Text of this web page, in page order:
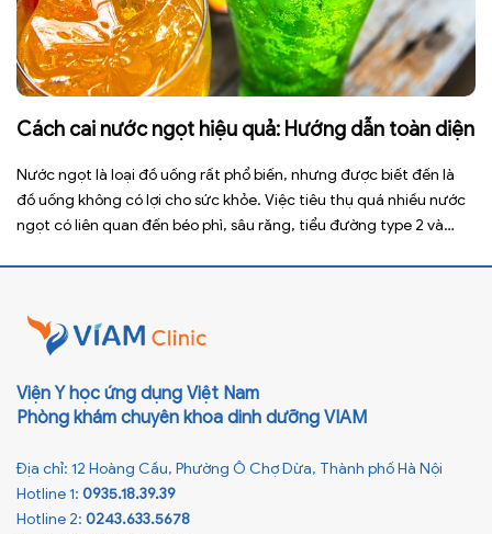
Cách cai nước ngọt hiệu quả: Hướng dẫn toàn diện
Nước ngọt là loại đồ uống rất phổ biến, nhưng được biết đến là
đồ uống không có lợi cho sức khỏe. Việc tiêu thụ quá nhiều nước
ngọt có liên quan đến béo phì, sâu răng, tiểu đường type 2 và
Viện Y học ứng dụng Việt Nam
Phòng khám chuyên khoa dinh dưỡng VIAM
Địa chỉ: 12 Hoàng Cầu, Phường Ô Chợ Dừa, Thành phố Hà Nội
Hotline 1: 0935.18.39.39
Hotline 2: 0243.633.5678